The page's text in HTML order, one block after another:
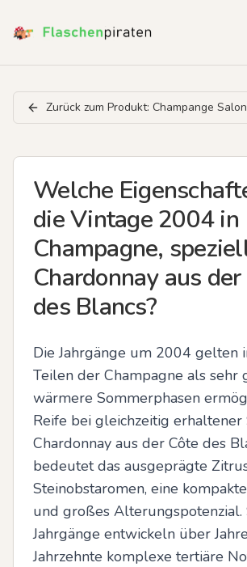
Zurück zum Produkt: Champange
Welche
die Vintage 2004 in
Champagne,
Chardonnay aus
des Blancs?
Die Jahrgänge um 2004 gelten
Teilen der Champagne als sehr
wärmere Sommerphasen
Reife bei gleichzeitig erhaltener
Chardonnay aus der Côte des
bedeutet das ausgeprägte
Steinobstaromen, eine
und großes Alterungspotenzial.
Jahrgänge entwickeln über
Jahrzehnte komplexe tertiäre